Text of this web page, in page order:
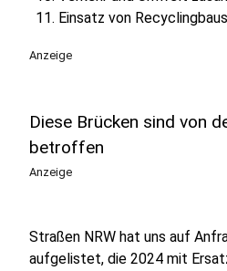
Einsatz von
Anzeige
Diese Brücken sind von
betroffen
Anzeige
Straßen NRW hat uns auf
aufgelistet, die 2024 mit